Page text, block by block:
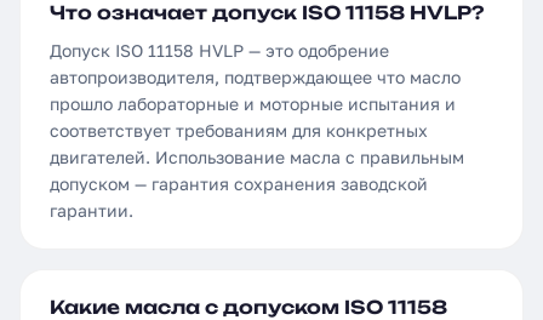
Что означает допуск ISO 11158 HVLP?
Допуск ISO 11158 HVLP — это одобрение
автопроизводителя, подтверждающее что масло
прошло лабораторные и моторные испытания и
соответствует требованиям для конкретных
двигателей. Использование масла с правильным
допуском — гарантия сохранения заводской
гарантии.
Какие масла с допуском ISO 11158